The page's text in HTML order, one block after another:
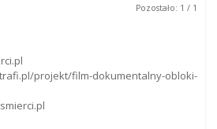
Pozostało: 1 / 1
projekt/film-dokumentalny-obloki-